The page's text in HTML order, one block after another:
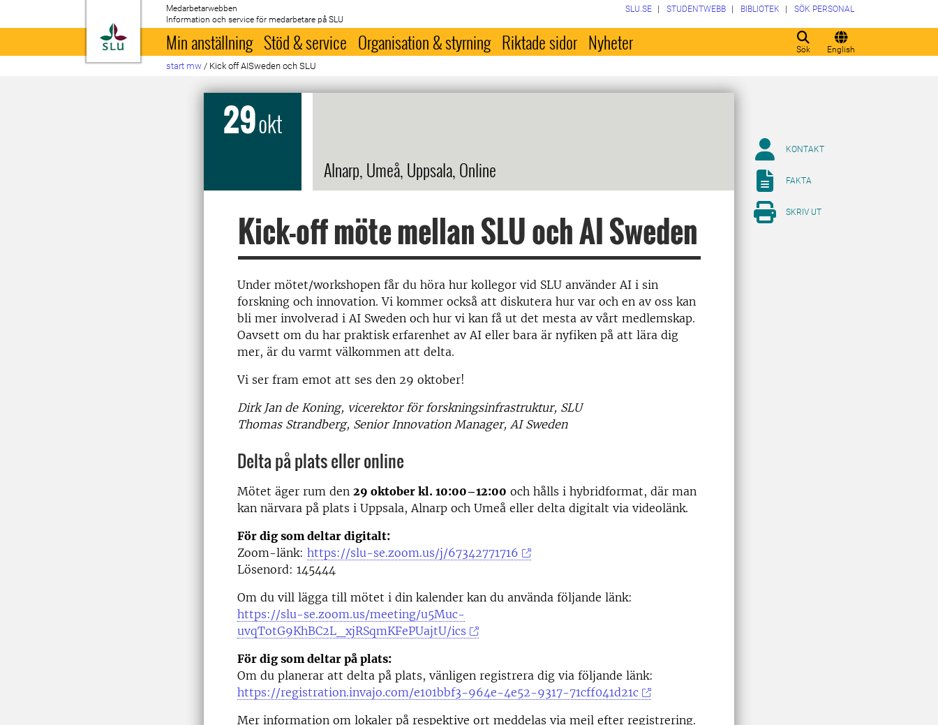
Till startsida
Medarbetarwebben
Information och service för medarbetare på SLU
Sök English
SLU.SE STUDENTWEBB BIBLIOTEK SÖK PERSONAL
Min anställning Stöd & service Organisation & styrning Riktade sidor Nyheter
start mw / Kick off AISweden och SLU
29okt
Alnarp, Umeå, Uppsala, Online
Kick-off möte mellan SLU och AI Sweden
Under mötet/workshopen får du höra hur kollegor vid SLU använder AI i sin
forskning och innovation. Vi kommer också att diskutera hur var och en av oss kan
bli mer involverad i AI Sweden och hur vi kan få ut det mesta av vårt medlemskap.
Oavsett om du har praktisk erfarenhet av AI eller bara är nyfiken på att lära dig
mer, är du varmt välkommen att delta.
Vi ser fram emot att ses den 29 oktober!
Dirk Jan de Koning, vicerektor för forskningsinfrastruktur, SLU
Thomas Strandberg, Senior Innovation Manager, AI Sweden
Delta på plats eller online
Mötet äger rum den 29 oktober kl. 10:00–12:00 och hålls i hybridformat, där man
kan närvara på plats i Uppsala, Alnarp och Umeå eller delta digitalt via videolänk.
För dig som deltar digitalt:
Zoom-länk: https://slu-se.zoom.us/j/67342771716
Lösenord: 145444
Om du vill lägga till mötet i din kalender kan du använda följande länk:
https://slu-se.zoom.us/meeting/u5Muc-
uvqTotG9KhBC2L_xjRSqmKFePUajtU/ics
För dig som deltar på plats:
Om du planerar att delta på plats, vänligen registrera dig via följande länk:
https://registration.invajo.com/e101bbf3-964e-4e52-9317-71cff041d21c
Mer information om lokaler på respektive ort meddelas via mejl efter registrering.
KONTAKT
FAKTA
SKRIV UT